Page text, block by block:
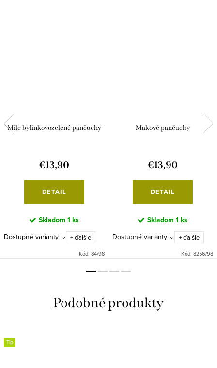
Mile bylinkovozelené pančuchy
€13,90
DETAIL
Skladom 1 ks
Dostupné varianty
+ ďalšie
Kód: 84/98
Makové pančuchy
€13,90
DETAIL
Skladom 1 ks
Dostupné varianty
+ ďalšie
Kód: 8256/98
Tip